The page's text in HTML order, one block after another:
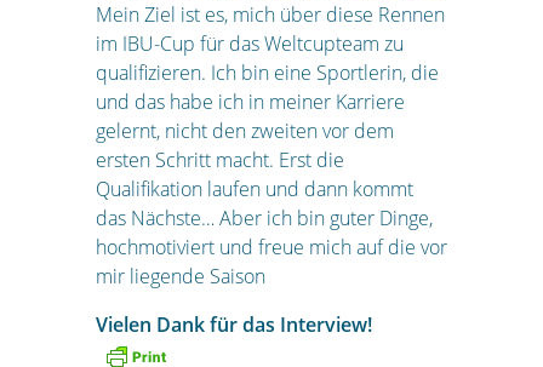
Mein Ziel ist es, mich über diese Rennen
im IBU-Cup für das Weltcupteam zu
qualifizieren. Ich bin eine Sportlerin, die
und das habe ich in meiner Karriere
gelernt, nicht den zweiten vor dem
ersten Schritt macht. Erst die
Qualifikation laufen und dann kommt
das Nächste… Aber ich bin guter Dinge,
hochmotiviert und freue mich auf die vor
mir liegende Saison
Vielen Dank für das Interview!